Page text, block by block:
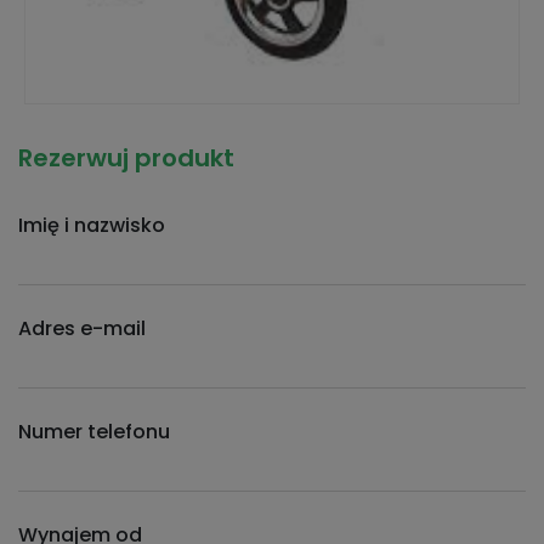
Rezerwuj produkt
Imię i nazwisko
Adres e-mail
Numer telefonu
Wynajem od